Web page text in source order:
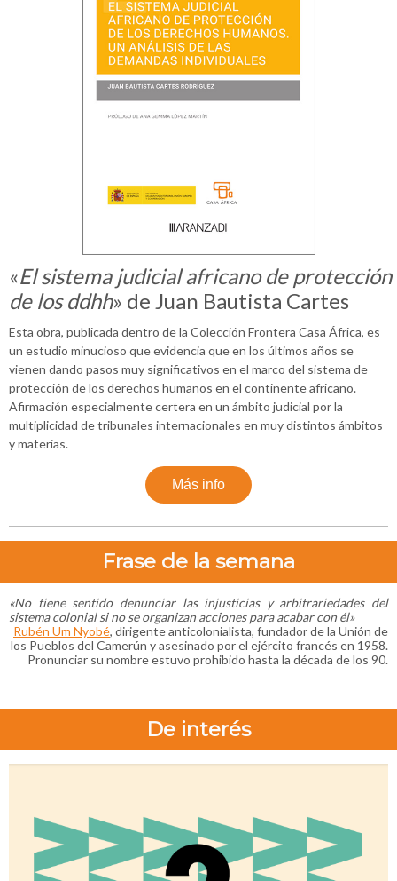
«El sistema judicial africano de protección
de los ddhh» de Juan Bautista Cartes
Esta obra, publicada dentro de la Colección Frontera Casa África, es
un estudio minucioso que evidencia que en los últimos años se
vienen dando pasos muy significativos en el marco del sistema de
protección de los derechos humanos en el continente africano.
Afirmación especialmente certera en un ámbito judicial por la
multiplicidad de tribunales internacionales en muy distintos ámbitos
y materias.
Más info
Frase de la semana
«No tiene sentido denunciar las injusticias y arbitrariedades del
sistema colonial si no se organizan acciones para acabar con él»
Rubén Um Nyobé, dirigente anticolonialista, fundador de la Unión de
los Pueblos del Camerún y asesinado por el ejército francés en 1958.
Pronunciar su nombre estuvo prohibido hasta la década de los 90.
De interés